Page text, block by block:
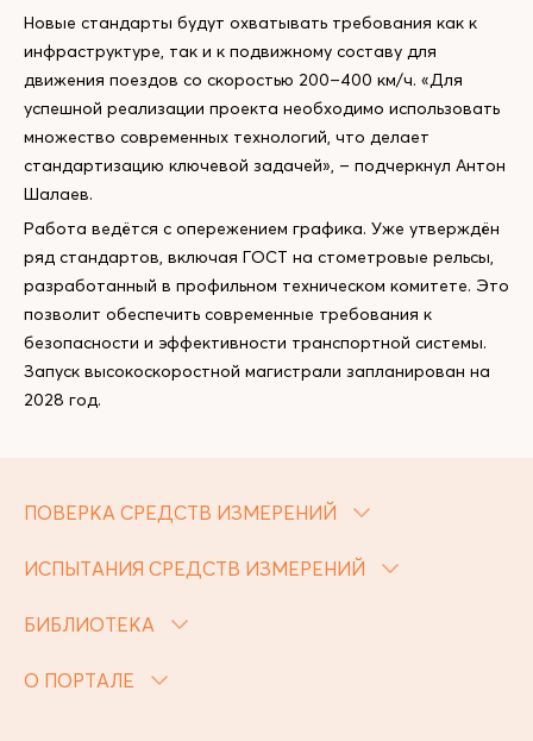
Новые стандарты будут охватывать требования как к
инфраструктуре, так и к подвижному составу для
движения поездов со скоростью 200–400 км/ч. «Для
успешной реализации проекта необходимо использовать
множество современных технологий, что делает
стандартизацию ключевой задачей», – подчеркнул Антон
Шалаев.
Работа ведётся с опережением графика. Уже утверждён
ряд стандартов, включая ГОСТ на стометровые рельсы,
разработанный в профильном техническом комитете. Это
позволит обеспечить современные требования к
безопасности и эффективности транспортной системы.
Запуск высокоскоростной магистрали запланирован на
2028 год.
ПОВЕРКА СРЕДСТВ ИЗМЕРЕНИЙ
ИСПЫТАНИЯ СРЕДСТВ ИЗМЕРЕНИЙ
БИБЛИОТЕКА
О ПОРТАЛЕ